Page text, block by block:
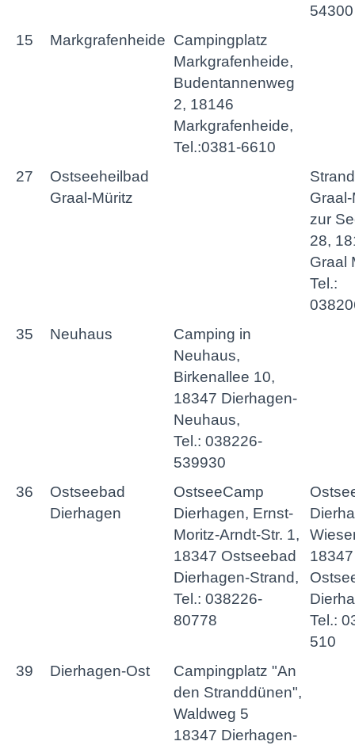
54300
15
Markgrafenheide Campingplatz
Markgrafenheide,
Budentannenweg
2, 18146
Markgrafenheide,
Tel.:0381-6610
27
Ostseeheilbad
Graal-Müritz
zur
28,
Graal
Tel.:
35
Neuhaus
Camping in
Neuhaus,
Birkenallee 10,
18347 Dierhagen-
Neuhaus,
Tel.: 038226-
539930
36
Ostseebad
Dierhagen
OstseeCamp
Dierhagen, Ernst-
Moritz-Arndt-Str. 1,
18347 Ostseebad
Dierhagen-Strand,
Tel.: 038226-
80778
18347
Tel.:
510
39
Dierhagen-Ost
Campingplatz "An
den Stranddünen",
Waldweg 5
18347 Dierhagen-